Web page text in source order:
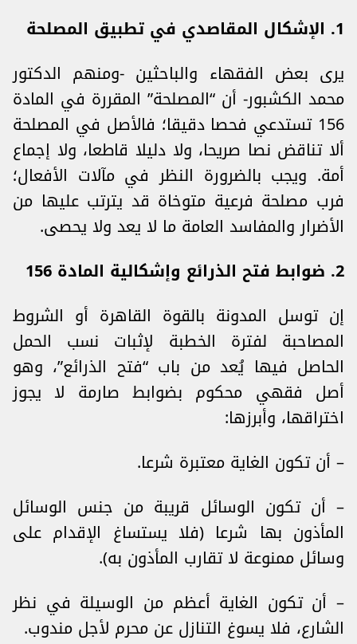
1. الإشكال المقاصدي في تطبيق المصلحة
يرى بعض الفقهاء والباحثين -ومنهم الدكتور
محمد الكشبور- أن “المصلحة” المقررة في المادة
156 تستدعي فحصا دقيقا؛ فالأصل في المصلحة
ألا تناقض نصا صريحا، ولا دليلا قاطعا، ولا إجماع
أمة. ويجب بالضرورة النظر في مآلات الأفعال؛
فرب مصلحة فرعية متوخاة قد يترتب عليها من
الأضرار والمفاسد العامة ما لا يعد ولا يحصى.
2. ضوابط فتح الذرائع وإشكالية المادة 156
إن توسل المدونة بالقوة القاهرة أو الشروط
المصاحبة لفترة الخطبة لإثبات نسب الحمل
الحاصل فيها يُعد من باب “فتح الذرائع”، وهو
أصل فقهي محكوم بضوابط صارمة لا يجوز
اختراقها، وأبرزها:
– أن تكون الغاية معتبرة شرعا.
– أن تكون الوسائل قريبة من جنس الوسائل
المأذون بها شرعا (فلا يستساغ الإقدام على
وسائل ممنوعة لا تقارب المأذون به).
– أن تكون الغاية أعظم من الوسيلة في نظر
الشارع، فلا يسوغ التنازل عن محرم لأجل مندوب.